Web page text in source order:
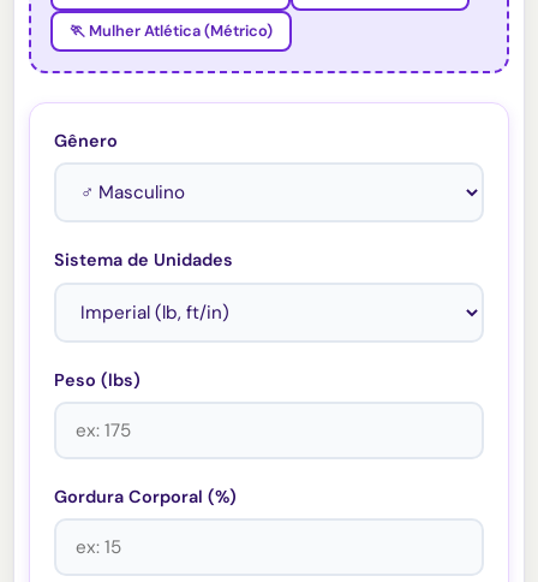
🏃 Mulher Atlética (Métrico)
Gênero
Sistema de Unidades
Peso (lbs)
Gordura Corporal (%)